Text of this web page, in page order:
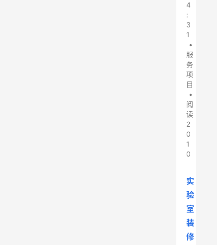
4
:
3
1
•
服
务
项
目
•
阅
读
2
0
1
0
实
验
室
装
修